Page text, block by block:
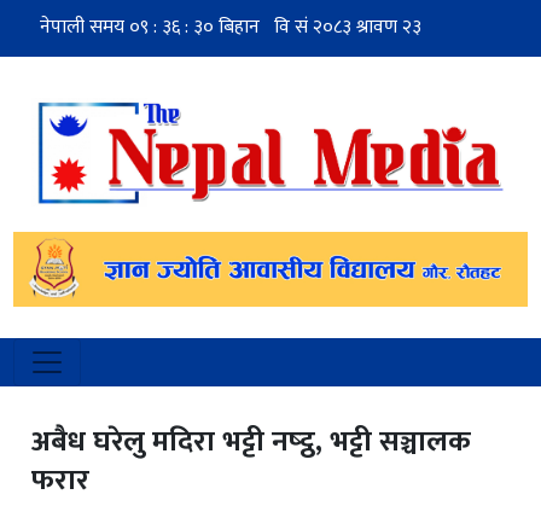
अबैध घरेलु मदिरा भट्टी नष्ट्ठ, भट्टी सञ्चालक
फरार